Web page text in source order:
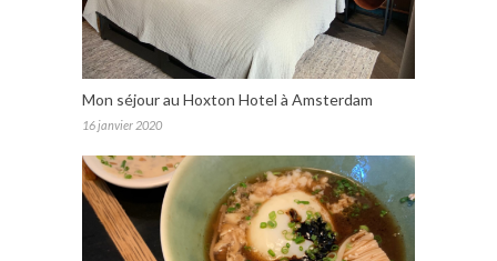
Mon séjour au Hoxton Hotel à Amsterdam
16 janvier 2020